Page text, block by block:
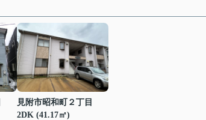
見附市昭和町２丁目
2DK (41.17㎡)